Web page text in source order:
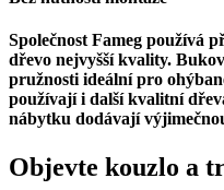
Společnost Fameg používá
dřevo nejvyšší kvality.
pružnosti ideální pro
používají i další kvalitní
nábytku dodávají
Objevte kouzlo a